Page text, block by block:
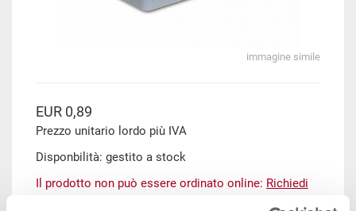
immagine simile
EUR 0,89
Prezzo unitario lordo più IVA
Disponbilità: gestito a stock
Il prodotto non può essere ordinato online: Richiedi